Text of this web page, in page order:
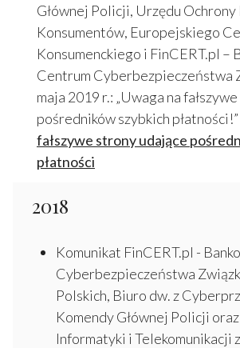
Głównej Policji, Urzędu
Konsumentów, Europejskiego
Konsumenckiego i FinCERT.pl –
Centrum Cyberbezpieczeństwa
maja 2019 r.: „Uwaga na
pośredników szybkich płatności!”
fałszywe strony udające
płatności
2018
Komunikat FinCERT.pl -
Cyberbezpieczeństwa
Polskich, Biuro dw. z
Komendy Głównej Policji
Informatyki i Telekomunikacji